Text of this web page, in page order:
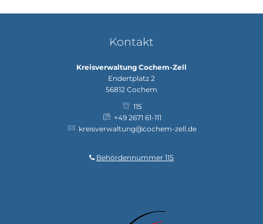
Kontakt
Kreisverwaltung Cochem-Zell
Endertplatz 2
56812 Cochem
115
+49 2671 61-111
kreisverwaltung@cochem-zell.de
Behördennummer 115